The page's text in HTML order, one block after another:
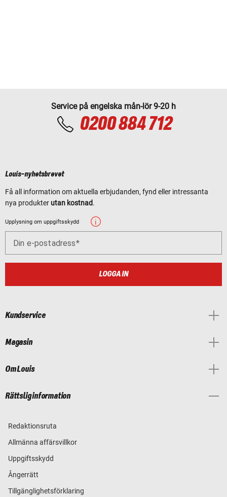
Service på engelska mån-lör 9-20 h
0200 884 712
Louis-nyhetsbrevet
Få all information om aktuella erbjudanden, fynd eller intressanta
nya produkter utan kostnad.
Upplysning om uppgiftsskydd
Din e-postadress
LOGGA IN
Kundservice
Magasin
Om Louis
Rättslig information
Redaktionsruta
Allmänna affärsvillkor
Uppgiftsskydd
Ångerrätt
Tillgänglighetsförklaring